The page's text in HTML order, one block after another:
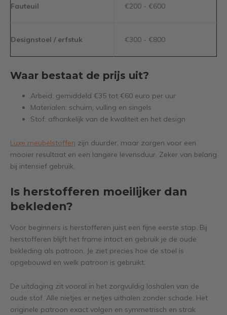
Fauteuil €200 - €600
Designstoel / erfstuk €300 - €800
Waar bestaat de prijs uit?
Arbeid: gemiddeld €35 tot €60 euro per uur
Materialen: schuim, vulling en singels
Stof: afhankelijk van de kwaliteit en het design
Luxe meubelstoffen zijn duurder, maar zorgen voor een
mooier resultaat en een langere levensduur. Zeker van belang
bij intensief gebruik.
Is herstofferen moeilijker dan
bekleden?
Voor beginners is herstofferen juist een fijne eerste stap. Bij
herstofferen blijft het frame intact en gebruik je de oude
bekleding als patroon. Je ziet precies hoe de stoel is
opgebouwd en welk patroon is gebruikt.
De uitdaging zit vooral in het zorgvuldig loshalen van de
oude stof. Alle nietjes er netjes uithalen zonder schade. Het
originele patroon exact volgen en symmetrisch en strak